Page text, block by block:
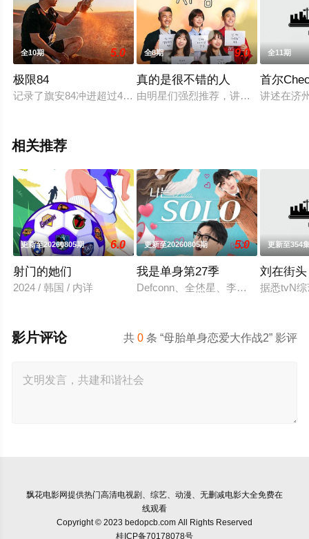
全10期 5.0
极限84
记录了旗安84冲进超过42.195公里的超乎想象的赛道，在极限
全8期 9.0
真的是很不错的人
由明星们强烈推荐，讲述真正优秀的
全11期
首尔
讲述在济
相关推荐
更新至20260805期 6.0
射门的她们
2024 / 韩国 / 内详
更新至20260805期 5.0
我是单身第27季
Defconn、全烋星、李伊庚确定成为
更新至354
刘在街头
据悉tvN
共0 条 “母胎单身恋爱大作战2” 影评
影片评论
飘花电影网提供热门高清电视剧、综艺、动漫、无删减电影大全免费在
线观看
Copyright © 2023 bedopcb.com All Rights Reserved
桂ICP备70178078号